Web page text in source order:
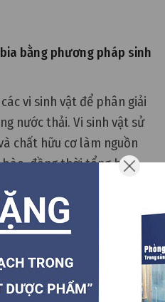
bằng phương pháp sinh
vi sinh vật để phân giải
nước thải. Vi sinh vật sử
chất hữu cơ làm nguồn
đồng thời tổng hợp
Nhờ quá trình sống của
được chuyển hóa và làm